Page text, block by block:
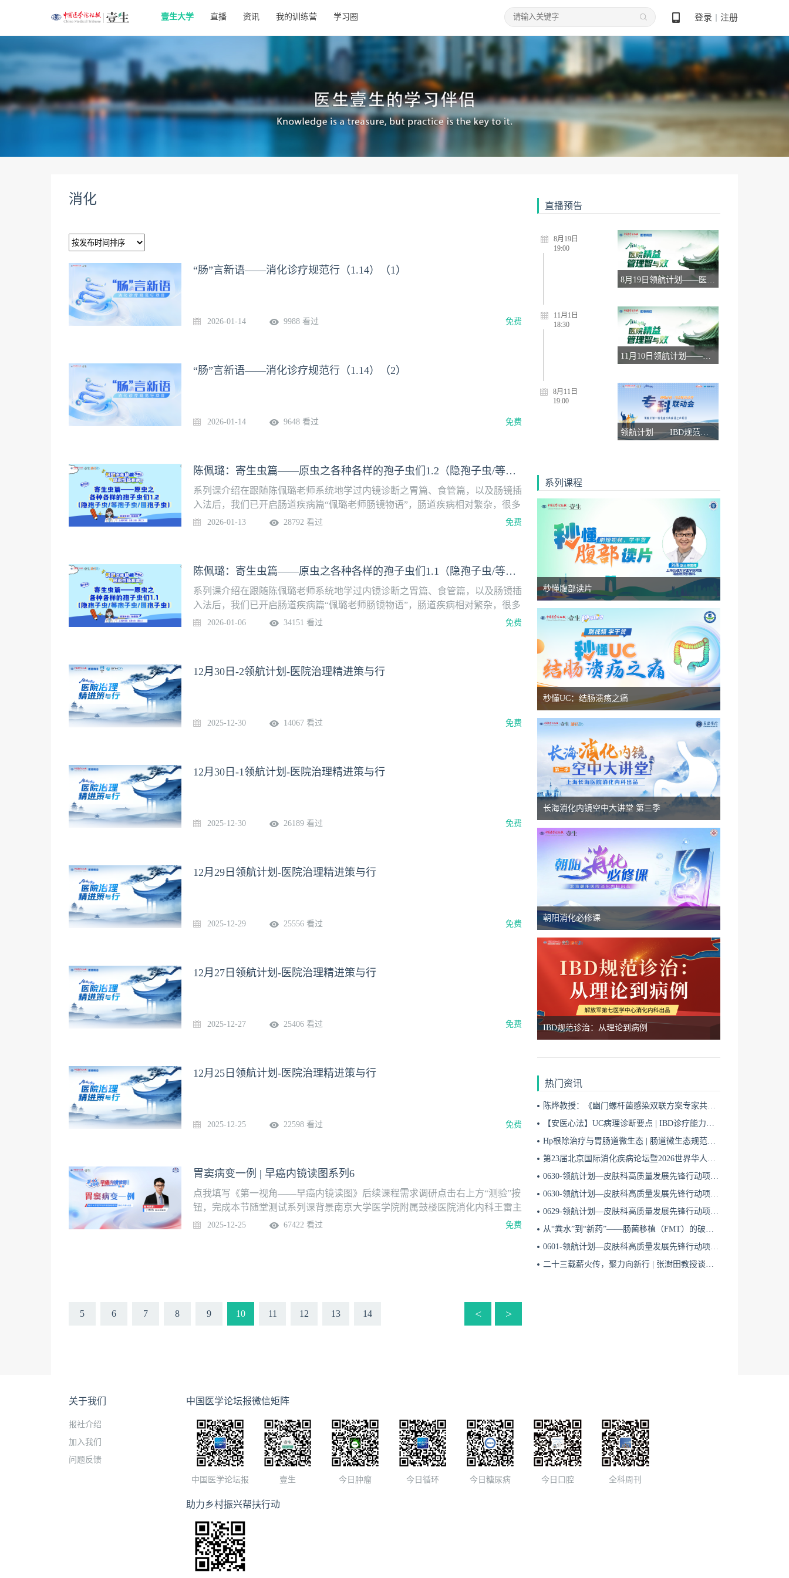
壹生大学 直播 资讯 我的训练营 学习圈 登录 注册
消化
“肠”言新语——消化诊疗规范行（1.14）（1）
2026-01-14 9988 看过 免费
“肠”言新语——消化诊疗规范行（1.14）（2）
2026-01-14 9648 看过 免费
陈佩璐：寄生虫篇——原虫之各种各样的孢子虫们1.2（隐孢子虫/等孢子虫/圆孢子虫） | 肠镜物语
系列课介绍在跟随陈佩璐老师系统地学过内镜诊断之胃篇、食管篇，以及肠镜插
入法后，我们已开启肠道疾病篇“佩璐老师肠镜物语”，肠道疾病相对繁杂，很多
全身性疾病在肠道也有表现，本篇将以“物语”的形式开启新的疾病介绍，欢迎跟
家陈佩璐上线时间1月13日（周二）温馨提示：微信搜索“壹生消化学院”，关注
后免费获得上课提醒，精彩内容不错过。欢迎添加消化助手微信
“17600861273”，进入论坛报消化内镜群交流。课程安排书籍推荐陈佩璐老师最
新译著推介：《内镜医生和技师的大肠肿瘤诊疗实战病例集》、《十二指肠内镜
二指肠内镜图谱》搜索“十二指肠”～～佩璐老师两本书同时购买有优惠哦！2. 添
2026-01-13 28792 看过 免费
陈佩璐：寄生虫篇——原虫之各种各样的孢子虫们1.1（隐孢子虫/等孢子虫/圆孢子虫） | 肠镜物语
系列课介绍在跟随陈佩璐老师系统地学过内镜诊断之胃篇、食管篇，以及肠镜插
入法后，我们已开启肠道疾病篇“佩璐老师肠镜物语”，肠道疾病相对繁杂，很多
全身性疾病在肠道也有表现，本篇将以“物语”的形式开启新的疾病介绍，欢迎跟
诊断与治疗授课专家陈佩璐上线时间1月6日（周二）温馨提示：微信搜索“壹生
最新译著推介：《内镜医生和技师的大肠肿瘤诊疗实战病例集》、《十二指肠内
《十二指肠内镜图谱》搜索“十二指肠”～～佩璐老师两本书同时购买有优惠哦！
2026-01-06 34151 看过 免费
12月30日-2领航计划-医院治理精进策与行
2025-12-30 14067 看过 免费
12月30日-1领航计划-医院治理精进策与行
2025-12-30 26189 看过 免费
12月29日领航计划-医院治理精进策与行
2025-12-29 25556 看过 免费
12月27日领航计划-医院治理精进策与行
2025-12-27 25406 看过 免费
12月25日领航计划-医院治理精进策与行
2025-12-25 22598 看过 免费
胃窦病变一例 | 早癌内镜读图系列6
点我填写《第一视角——早癌内镜读图》后续课程需求调研点击右上方“测验”按
钮，完成本节随堂测试系列课背景南京大学医学院附属鼓楼医院消化内科王雷主
任医师指导、早癌亚专科策划的轻量系列课《第一视角 | 早癌内镜读图》，带你
2025-12-25 67422 看过 免费
5 6 7 8 9 10 11 12 13 14 < >
直播预告
8月19日
19:00
11月1日
18:30
11月10日领航计划——医院精益管理智与效
8月11日
19:00
系列课程
秒懂腹部读片
秒懂UC：结肠溃疡之痛
长海消化内镜空中大讲堂 第三季
朝阳消化必修课
IBD规范诊治：从理论到病例
热门资讯
关于我们
报社介绍
加入我们
问题反馈
中国医学论坛报微信矩阵
中国医学论坛报 壹生 今日肿瘤 今日循环 今日糖尿病 今日口腔 全科周刊
助力乡村振兴帮扶行动